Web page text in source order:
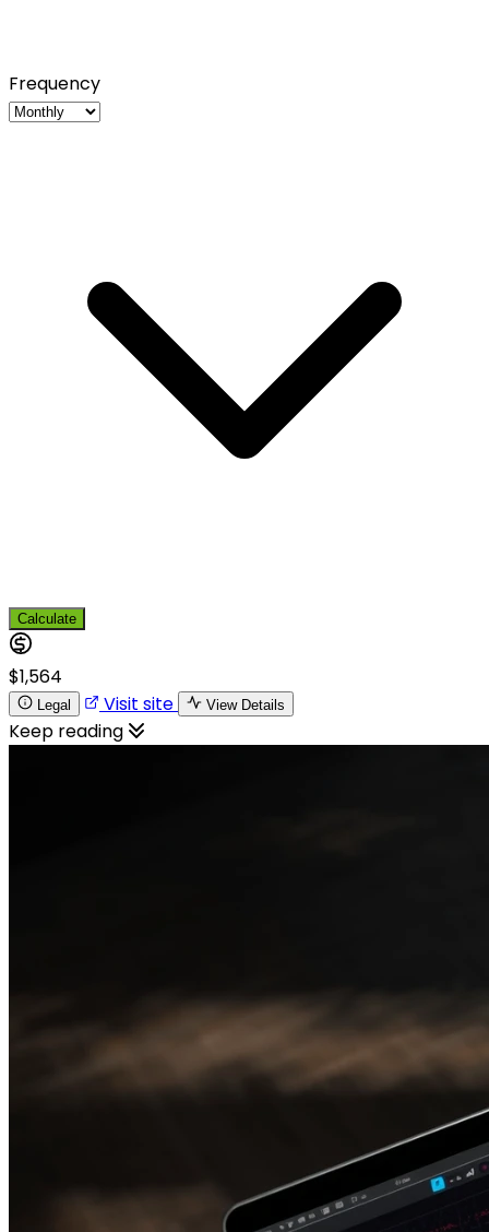
Frequency
Calculate
$1,564
Legal Visit site View Details
Keep reading